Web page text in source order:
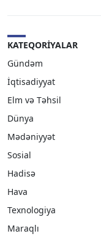
KATEQORIYALAR
Gündəm
İqtisadiyyat
Elm və Təhsil
Dünya
Mədəniyyət
Sosial
Hadisə
Hava
Texnologiya
Maraqlı